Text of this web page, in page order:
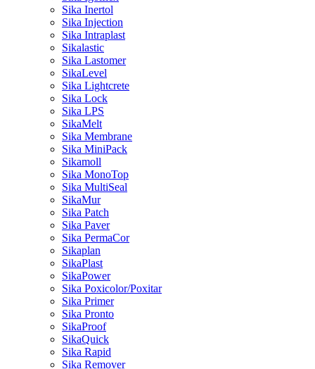
Sika Inertol
Sika Injection
Sika Intraplast
Sikalastic
Sika Lastomer
SikaLevel
Sika Lightcrete
Sika Lock
Sika LPS
SikaMelt
Sika Membrane
Sika MiniPack
Sikamoll
Sika MonoTop
Sika MultiSeal
SikaMur
Sika Patch
Sika Paver
Sika PermaCor
Sikaplan
SikaPlast
SikaPower
Sika Poxicolor/Poxitar
Sika Primer
Sika Pronto
SikaProof
SikaQuick
Sika Rapid
Sika Remover